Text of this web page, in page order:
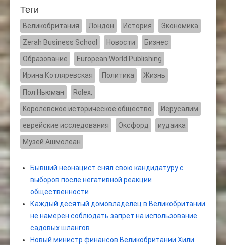
Теги
Великобритания Лондон История Экономика
Zerah Business School Новости Бизнес
Образование European World Publishing
Ирина Котляревская Политика Жизнь
Пол Ньюман Rolex,
Kоролевское историческое общество Иерусалим
еврейские исследования Оксфорд иудаика
Музей Ашмолеан
Бывший неонацист снял свою кандидатуру с
выборов после негативной реакции
общественности
Каждый десятый домовладелец в Великобритании
не намерен соблюдать запрет на использование
садовых шлангов
Новый министр финансов Великобритании Хили